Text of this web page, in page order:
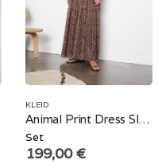
KLEID
Animal Print Dress Sleeveless
Set
199,00€